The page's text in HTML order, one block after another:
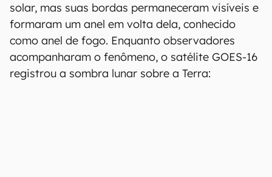
solar, mas suas bordas permaneceram visíveis e
formaram um anel em volta dela, conhecido
como anel de fogo. Enquanto observadores
acompanharam o fenômeno, o satélite GOES-16
registrou a sombra lunar sobre a Terra: